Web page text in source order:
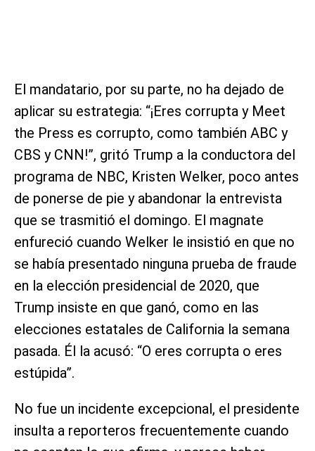
El mandatario, por su parte, no ha dejado de
aplicar su estrategia: “¡Eres corrupta y Meet
the Press es corrupto, como también ABC y
CBS y CNN!”, gritó Trump a la conductora del
programa de NBC, Kristen Welker, poco antes
de ponerse de pie y abandonar la entrevista
que se trasmitió el domingo. El magnate
enfureció cuando Welker le insistió en que no
se había presentado ninguna prueba de fraude
en la elección presidencial de 2020, que
Trump insiste en que ganó, como en las
elecciones estatales de California la semana
pasada. Él la acusó: “O eres corrupta o eres
estúpida”.
No fue un incidente excepcional, el presidente
insulta a reporteros frecuentemente cuando